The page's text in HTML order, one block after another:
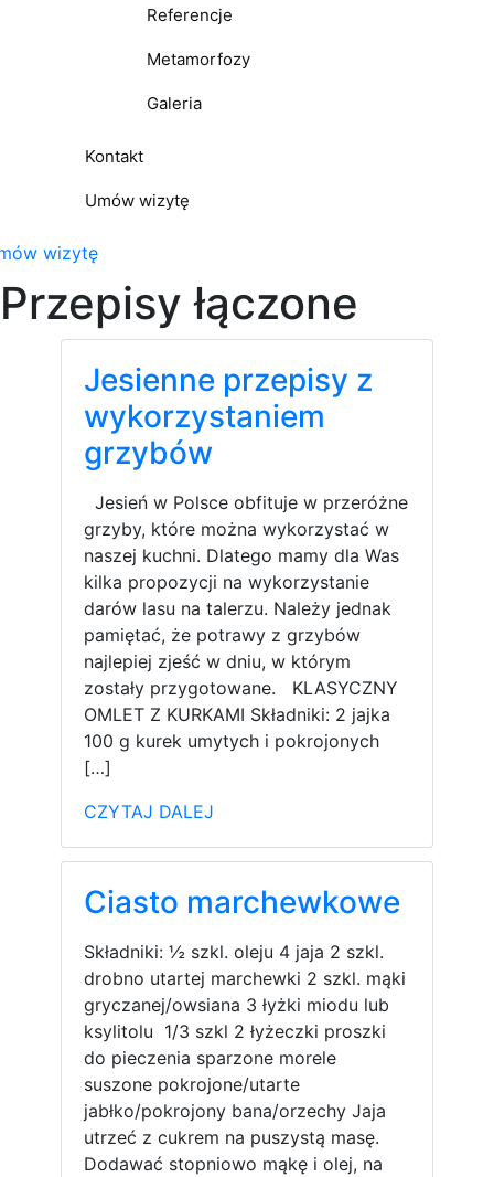
Referencje
Metamorfozy
Galeria
Kontakt
Umów wizytę
wizytę
Przepisy łączone
Jesienne przepisy z
wykorzystaniem
grzybów
Jesień w Polsce obfituje w przeróżne
grzyby, które można wykorzystać w
naszej kuchni. Dlatego mamy dla Was
kilka propozycji na wykorzystanie
darów lasu na talerzu. Należy jednak
pamiętać, że potrawy z grzybów
najlepiej zjeść w dniu, w którym
zostały przygotowane. KLASYCZNY
OMLET Z KURKAMI Składniki: 2 jajka
100 g kurek umytych i pokrojonych
[…]
CZYTAJ DALEJ
Ciasto marchewkowe
Składniki: ½ szkl. oleju 4 jaja 2 szkl.
drobno utartej marchewki 2 szkl. mąki
gryczanej/owsiana 3 łyżki miodu lub
ksylitolu 1/3 szkl 2 łyżeczki proszki
do pieczenia sparzone morele
suszone pokrojone/utarte
jabłko/pokrojony bana/orzechy Jaja
utrzeć z cukrem na puszystą masę.
Dodawać stopniowo mąkę i olej, na